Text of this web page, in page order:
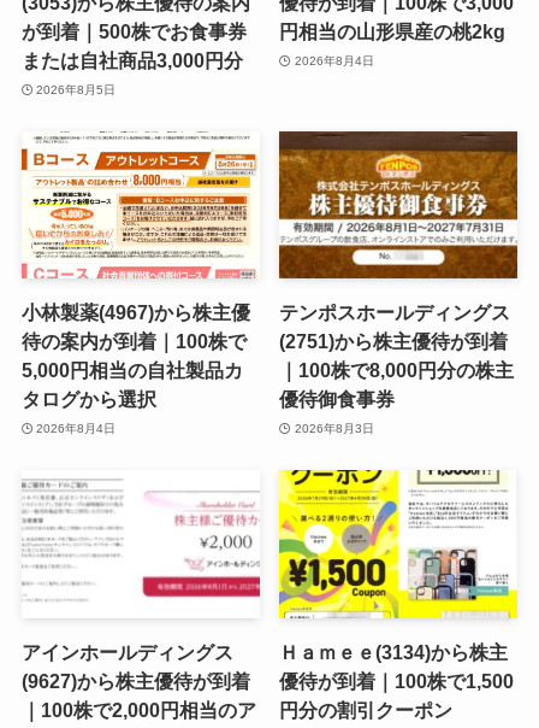
が到着｜500株でお食事券
または自社商品3,000円分
2026年8月5日
円相当の山形県産の桃2kg
2026年8月4日
小林製薬(4967)から株主優
待の案内が到着｜100株で
5,000円相当の自社製品カ
タログから選択
2026年8月4日
テンポスホールディングス
(2751)から株主優待が到着
｜100株で8,000円分の株主
優待御食事券
2026年8月3日
アインホールディングス
(9627)から株主優待が到着
｜100株で2,000円相当のア
Ｈａｍｅｅ(3134)から株主
優待が到着｜100株で1,500
円分の割引クーポン